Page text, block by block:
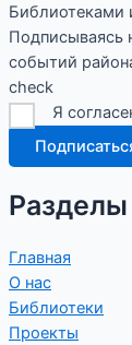
Библиотеками
Подписываясь
событий
check
Я
Разделы
Главная
О нас
Библиотеки
Проекты